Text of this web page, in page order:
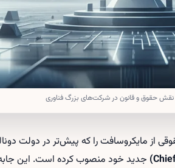
حقوق و قانون در شرکت‌های بزرگ فناوری
از مایکروسافت را که پیش‌تر در دولت
جدید خود منصوب کرده است. این